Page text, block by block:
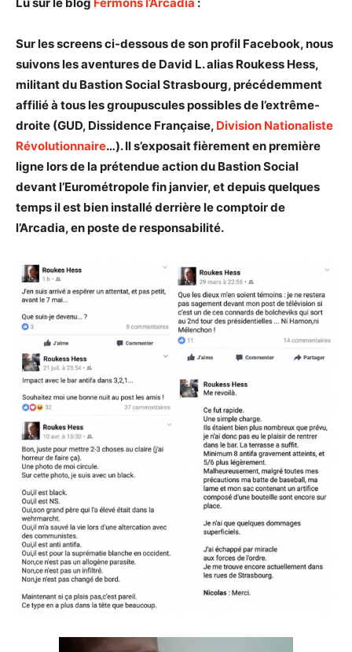
Sur les screens ci-dessous de son profil Facebook, nous
suivons les aventures de David L. alias Roukess Hess,
militant du Bastion Social Strasbourg, précédemment
affilié à tous les groupuscules possibles de l’extrême-
droite (GUD, Dissidence Française, Division Nationaliste
Révolutionnaire…). Il s’exposait fièrement en première
ligne lors de la prétendue action du Bastion Social
devant l’Eurométropole fin janvier, et depuis quelques
temps il est bien installé derrière le comptoir de
l’Arcadia, en poste de responsabilité.